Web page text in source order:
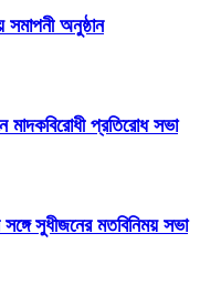
অনুষ্ঠান
প্রতিরোধ সভা
সুধীজনের মতবিনিময় সভা